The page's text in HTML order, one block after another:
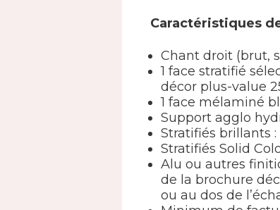
Caractéristiques
Chant droit (brut,
1 face stratifié
décor plus-value
1 face mélaminé
Support agglo
Stratifiés brillants :
Stratifiés Solid
Alu ou autres
de la brochure
ou au dos de